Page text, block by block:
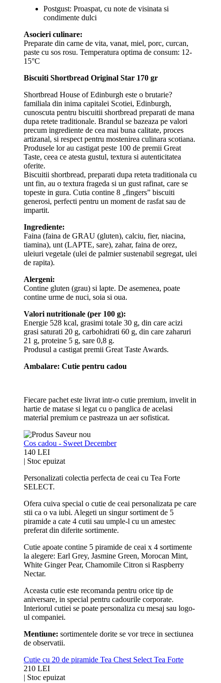
Postgust: Proaspat, cu note de visinata si
condimente dulci
Asocieri culinare:
Preparate din carne de vita, vanat, miel, porc, curcan,
paste cu sos rosu. Temperatura optima de consum: 12-
15°C
Biscuiti Shortbread Original Star 170 gr
Shortbread House of Edinburgh este o brutarie?
familiala din inima capitalei Scotiei, Edinburgh,
cunoscuta pentru biscuitii shortbread preparati de mana
dupa retete traditionale. Brandul se bazeaza pe valori
precum ingrediente de cea mai buna calitate, proces
artizanal, si respect pentru mostenirea culinara scotiana.
Produsele lor au castigat peste 100 de premii Great
Taste, ceea ce atesta gustul, textura si autenticitatea
oferite.
Biscuitii shortbread, preparati dupa reteta traditionala cu
unt fin, au o textura frageda si un gust rafinat, care se
topeste in gura. Cutia contine 8 „fingers” biscuiti
generosi, perfecti pentru un moment de rasfat sau de
impartit.
Ingrediente:
Faina (faina de GRAU (gluten), calciu, fier, niacina,
tiamina), unt (LAPTE, sare), zahar, faina de orez,
uleiuri vegetale (ulei de palmier sustenabil segregat, ulei
de rapita).
Alergeni:
Contine gluten (grau) si lapte. De asemenea, poate
contine urme de nuci, soia si oua.
Valori nutritionale (per 100 g):
Energie 528 kcal, grasimi totale 30 g, din care acizi
grasi saturati 20 g, carbohidrati 60 g, din care zaharuri
21 g, proteine 5 g, sare 0,8 g.
Produsul a castigat premii Great Taste Awards.
Ambalare: Cutie pentru cadou
Fiecare pachet este livrat intr-o cutie premium, invelit in
hartie de matase si legat cu o panglica de acelasi
material premium ce pastreaza un aer sofisticat.
Cos cadou - Sweet December
140 LEI
| Stoc epuizat
Personalizati colectia perfecta de ceai cu Tea Forte
SELECT.
Ofera cuiva special o cutie de ceai personalizata pe care
stii ca o va iubi. Alegeti un singur sortiment de 5
piramide a cate 4 cutii sau umple-l cu un amestec
preferat din diferite sortimente.
Cutie apoate contine 5 piramide de ceai x 4 sortimente
la alegere: Earl Grey, Jasmine Green, Morocan Mint,
White Ginger Pear, Chamomile Citron si Raspberry
Nectar.
Aceasta cutie este recomanda pentru orice tip de
aniversare, in special pentru cadourile corporate.
Interiorul cutiei se poate personaliza cu mesaj sau logo-
ul companiei.
Mentiune: sortimentele dorite se vor trece in sectiunea
de observatii.
Cutie cu 20 de piramide Tea Chest Select Tea Forte
210 LEI
| Stoc epuizat